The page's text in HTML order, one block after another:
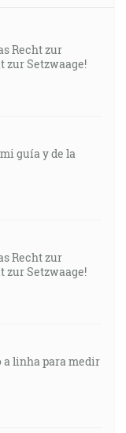
Recht zur
Setzwaage!
mi guía y de la
Recht zur
Setzwaage!
a linha para medir